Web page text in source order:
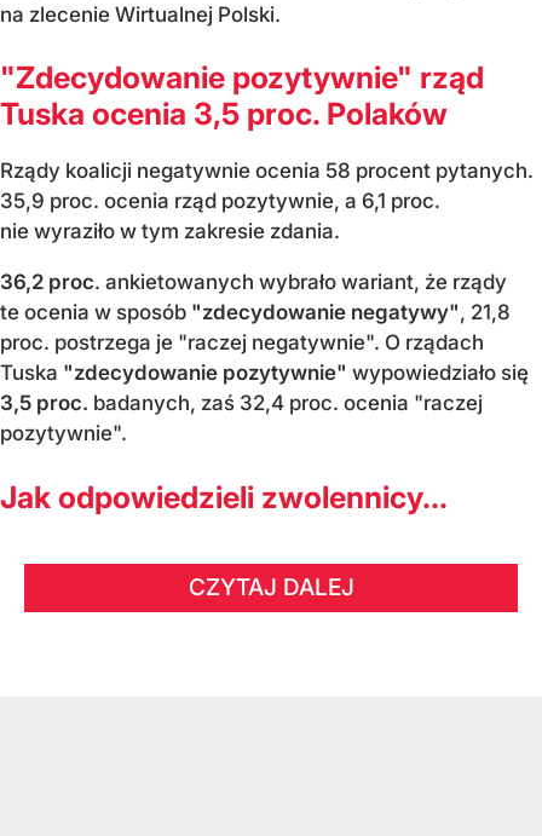
na zlecenie Wirtualnej Polski.
"Zdecydowanie pozytywnie" rząd
Tuska ocenia 3,5 proc. Polaków
Rządy koalicji negatywnie ocenia 58 procent pytanych.
35,9 proc. ocenia rząd pozytywnie, a 6,1 proc.
nie wyraziło w tym zakresie zdania.
36,2 proc. ankietowanych wybrało wariant, że rządy
te ocenia w sposób "zdecydowanie negatywy", 21,8
proc. postrzega je "raczej negatywnie". O rządach
Tuska "zdecydowanie pozytywnie" wypowiedziało się
3,5 proc. badanych, zaś 32,4 proc. ocenia "raczej
pozytywnie".
Jak odpowiedzieli zwolennicy...
CZYTAJ DALEJ